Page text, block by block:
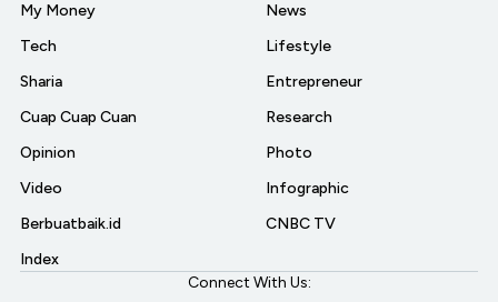
My Money
Tech
Sharia
Cuap Cuap Cuan
Opinion
Video
Berbuatbaik.id
Index
News
Lifestyle
Entrepreneur
Research
Photo
Infographic
CNBC TV
Connect With Us: